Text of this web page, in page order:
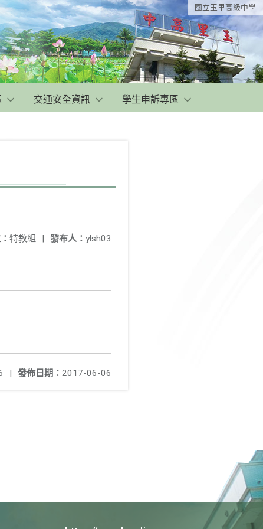
國立玉里高級中學
交通安全資訊 學生申訴專區
發布人： ylsh03
特教組 |
發佈日期： 2017-06-06
|